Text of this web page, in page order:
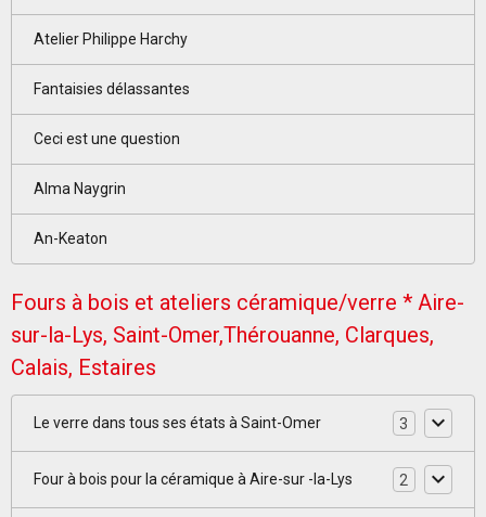
Atelier Philippe Harchy
Fantaisies délassantes
Ceci est une question
Alma Naygrin
An-Keaton
Fours à bois et ateliers céramique/verre * Aire-
sur-la-Lys, Saint-Omer,Thérouanne, Clarques,
Calais, Estaires
Le verre dans tous ses états à Saint-Omer 3
Four à bois pour la céramique à Aire-sur -la-Lys 2